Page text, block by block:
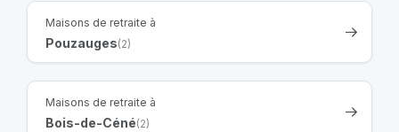
Maisons de retraite à
Pouzauges(2)
Maisons de retraite à
Bois-de-Céné(2)